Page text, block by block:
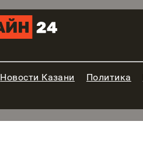
Новости Казани Политика